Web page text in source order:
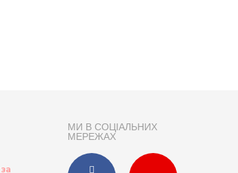
МИ В СОЦІАЛЬНИХ
МЕРЕЖАХ
за